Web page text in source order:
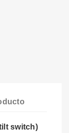
switch)